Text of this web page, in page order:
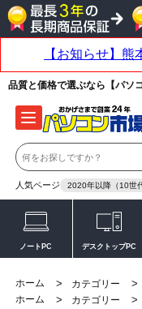
品質と価格で選ぶなら【パソ
人気ページ 2020年以降（10世
ノートPC デスクトップPC
ホーム > カテゴリー >
ホーム
> カテゴリー >